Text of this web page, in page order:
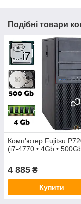
Подібні товари
Комп'ютер Fujitsu
(i7-4770 • 4Gb •
4 885 ₴
Купити